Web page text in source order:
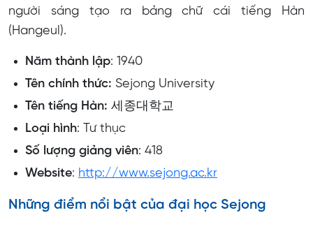
người sáng tạo ra bảng chữ cái tiếng Hàn
(Hangeul).
Năm thành lập: 1940
Tên chính thức: Sejong University
Tên tiếng Hàn: 세종대학교
Loại hình: Tư thục
Số lượng giảng viên: 418
Website: http://www.sejong.ac.kr
Những điểm nổi bật của đại học Sejong